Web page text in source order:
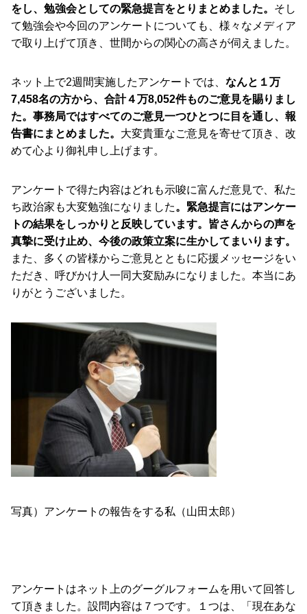
をし、勉強会としての緊急提言をとりまとめました。 そし
て勉強会や今回のアンケートについても、様々なメディア
で取り上げて頂き、世間からの関心の高さが伺えました。
ネット上で2週間実施したアンケートでは、 なんと１万
7,458名の方から、合計４万8,052件ものご意見を賜りまし
た。事務局ではすべてのご意見一つひとつに目を通し、報
告書にまとめました。 大変貴重なご意見を寄せて頂き、改
めて心より御礼申し上げます。
アンケートで得た内容はどれも示唆に富んだ意見で、私た
ち政治家も大変勉強になりました。緊急提言にはアンケー
トの結果をしっかりと反映しています。皆さんからの声を
真摯に受け止め、今後の政策立案に生かしてまいります。
また、多くの皆様からご意見とともに応援メッセージをい
ただき、呼びかけ人一同大変励みになりました。本当にあ
りがとうございました。
写真）アンケートの報告をする私（山田太郎）
アンケートはネット上のグーグルフォームを用いて回答し
て頂きました。設問内容は７つです。１つは、「現在あな